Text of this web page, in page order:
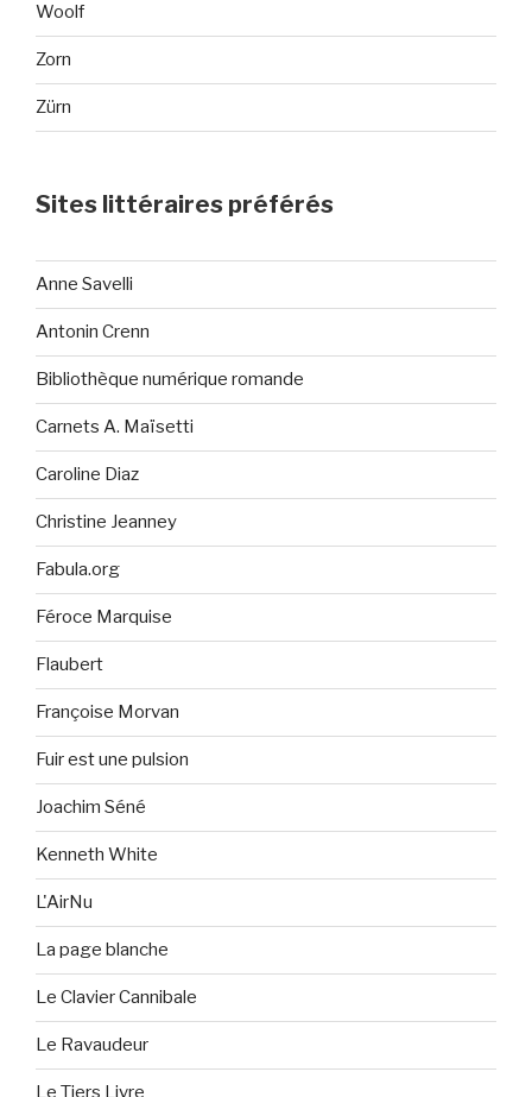
Woolf
Zorn
Zürn
Sites littéraires préférés
Anne Savelli
Antonin Crenn
Bibliothèque numérique romande
Carnets A. Maïsetti
Caroline Diaz
Christine Jeanney
Fabula.org
Féroce Marquise
Flaubert
Françoise Morvan
Fuir est une pulsion
Joachim Séné
Kenneth White
L'AirNu
La page blanche
Le Clavier Cannibale
Le Ravaudeur
Le Tiers Livre